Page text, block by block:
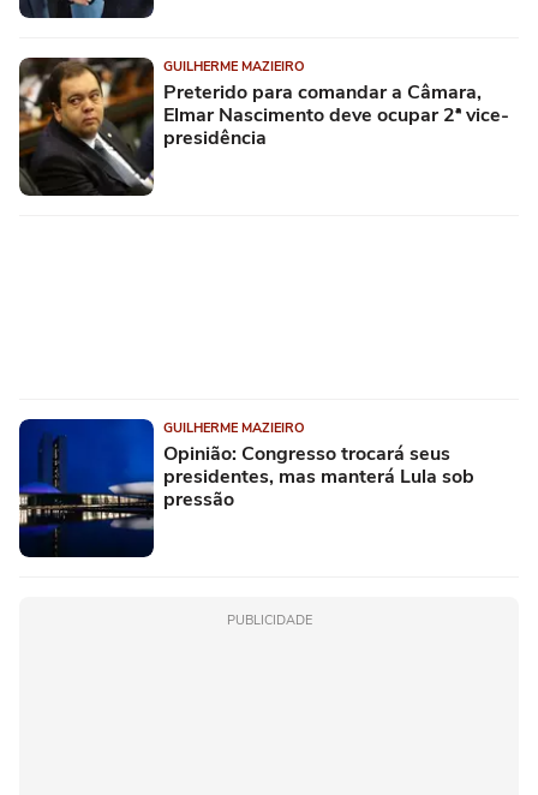
GUILHERME MAZIEIRO
Preterido para comandar a Câmara,
Elmar Nascimento deve ocupar 2ª vice-
presidência
GUILHERME MAZIEIRO
Opinião: Congresso trocará seus
presidentes, mas manterá Lula sob
pressão
PUBLICIDADE